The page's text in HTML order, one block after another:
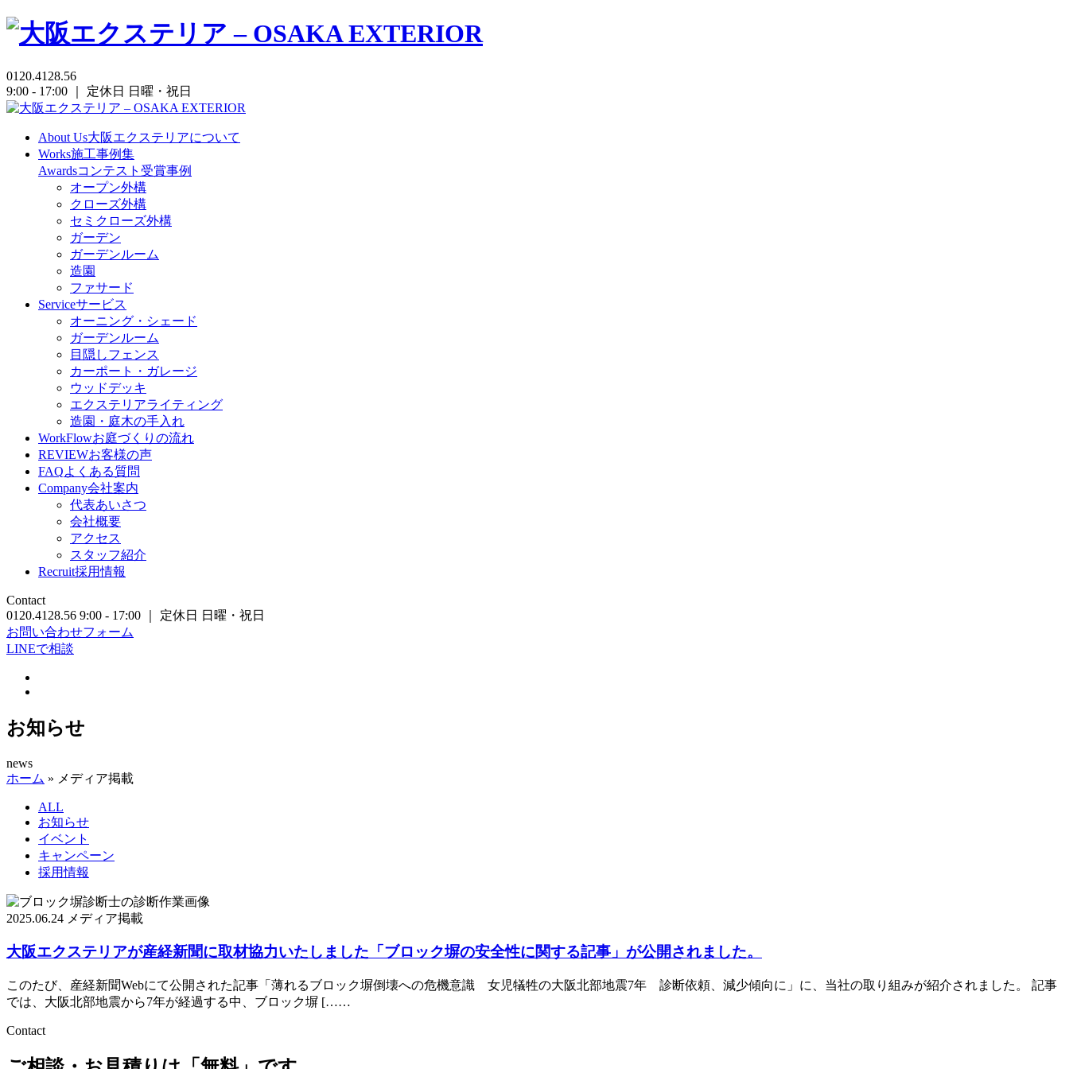
0120.4128.56
9:00 - 17:00 ｜ 定休日 日曜・祝日
About Us大阪エクステリアについて
Works施工事例集
Awardsコンテスト受賞事例
オープン外構
クローズ外構
セミクローズ外構
ガーデン
ガーデンルーム
造園
ファサード
Serviceサービス
オーニング・シェード
ガーデンルーム
目隠しフェンス
カーポート・ガレージ
ウッドデッキ
エクステリアライティング
造園・庭木の手入れ
WorkFlowお庭づくりの流れ
REVIEWお客様の声
FAQよくある質問
Company会社案内
代表あいさつ
会社概要
アクセス
スタッフ紹介
Recruit採用情報
Contact
0120.4128.56 9:00 - 17:00 ｜ 定休日 日曜・祝日
お問い合わせフォーム
LINEで相談
お知らせ
news
ホーム » メディア掲載
ALL
お知らせ
イベント
キャンペーン
採用情報
2025.06.24 メディア掲載
大阪エクステリアが産経新聞に取材協力いたしました「ブロック塀の安全性に関する記事」が公開されました。
このたび、産経新聞Webにて公開された記事「薄れるブロック塀倒壊への危機意識 女児犠牲の大阪北部地震7年 診断依頼、減少傾向に」に、当社の取り組みが紹介されました。 記事
では、大阪北部地震から7年が経過する中、ブロック塀 [……
Contact